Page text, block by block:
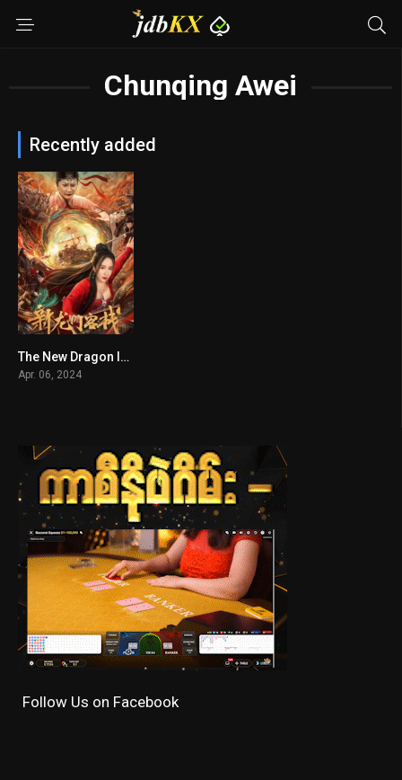
Chunqing Awei
Recently added
n/AThe New Dragon Inn
Apr. 06, 2024
Follow Us on Facebook